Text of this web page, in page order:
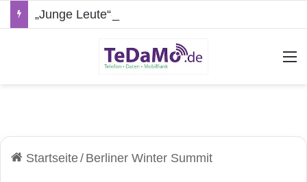
Startseite/ Berliner Winter Summit